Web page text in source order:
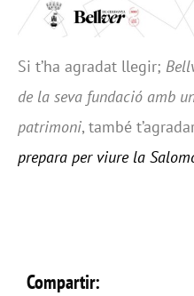
Si t’ha agradat llegir;
de la seva fundació amb
patrimoni, també
prepara per viure la
Compartir: